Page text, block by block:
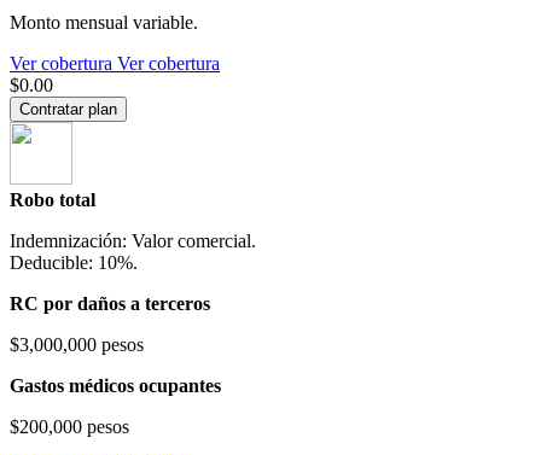
Monto mensual variable.
Ver cobertura Ver cobertura
$0.00
Contratar plan
Robo total
Indemnización: Valor comercial.
Deducible: 10%.
RC por daños a terceros
$3,000,000 pesos
Gastos médicos ocupantes
$200,000 pesos